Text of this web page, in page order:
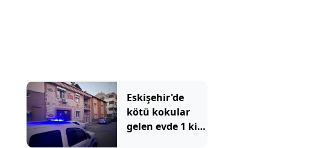
Eskişehir'de
kötü kokular
gelen evde 1 kişi